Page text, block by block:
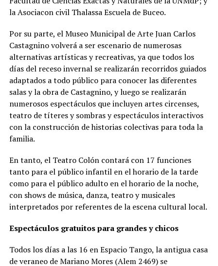
la Asociacon civil Thalassa Escuela de Buceo.
Por su parte, el Museo Municipal de Arte Juan Carlos
Castagnino volverá a ser escenario de numerosas
alternativas artísticas y recreativas, ya que todos los
días del receso invernal se realizarán recorridos guiados
adaptados a todo público para conocer las diferentes
salas y la obra de Castagnino, y luego se realizarán
numerosos espectáculos que incluyen artes circenses,
teatro de títeres y sombras y espectáculos interactivos
con la construcción de historias colectivas para toda la
familia.
En tanto, el Teatro Colón contará con 17 funciones
tanto para el público infantil en el horario de la tarde
como para el público adulto en el horario de la noche,
con shows de música, danza, teatro y musicales
interpretados por referentes de la escena cultural local.
Espectáculos gratuitos para grandes y chicos
Todos los días a las 16 en Espacio Tango, la antigua casa
de veraneo de Mariano Mores (Alem 2469) se